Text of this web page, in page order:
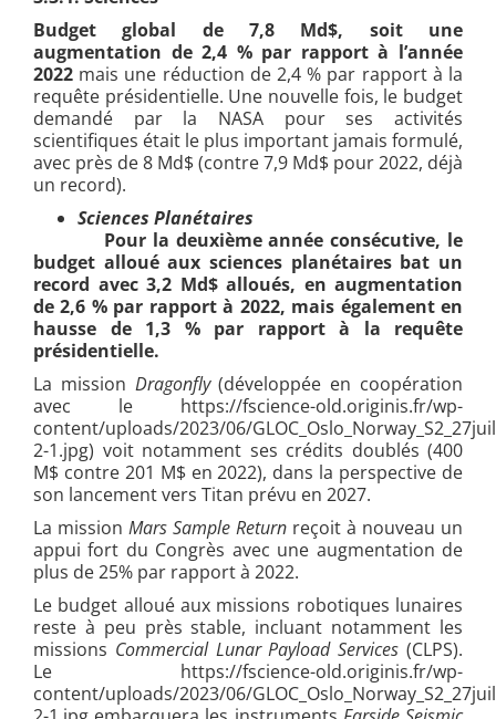
Budget global de
7,8 Md$, soit une
augmentation de 2,4 % par rapport à l’année
2022 mais une réduction de 2,4 % par rapport à la
requête présidentielle. Une nouvelle fois, le budget
demandé par la NASA pour ses activités
scientifiques était le plus important jamais formulé,
avec près de 8 Md$ (contre 7,9 Md$ pour 2022, déjà
un record).
Sciences Planétaires
Pour la deuxième année consécutive, le
budget alloué aux sciences planétaires bat un
record avec 3,2 Md$ alloués, en augmentation
de 2,6 % par rapport à 2022, mais également en
hausse de 1,3 % par rapport à la requête
présidentielle.
La mission Dragonfly(développée en coopération
avec le https://fscience-old.originis.fr/wp-
content/uploads/2023/06/
2-1.jpg) voit notamment ses crédits doublés (400
M$ contre 201 M$ en 2022), dans la perspective de
son lancement vers Titan prévu en 2027.
La mission Mars Sample Return reçoit à nouveau un
appui fort du Congrès avec une augmentation de
plus de 25% par rapport à 2022.
Le budget alloué aux missions robotiques lunaires
reste à peu près stable, incluant notamment les
missions Commercial Lunar Payload Services (CLPS).
Le https://fscience-old.originis.fr/wp-
content/uploads/2023/06/